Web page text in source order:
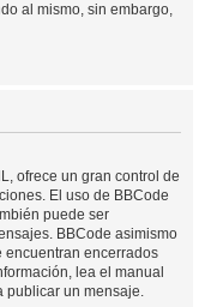
al mismo, sin embargo,
ofrece un gran control de
El uso de BBCode
puede ser
BBCode asimismo
encuentran encerrados
lea el manual
publicar un mensaje.